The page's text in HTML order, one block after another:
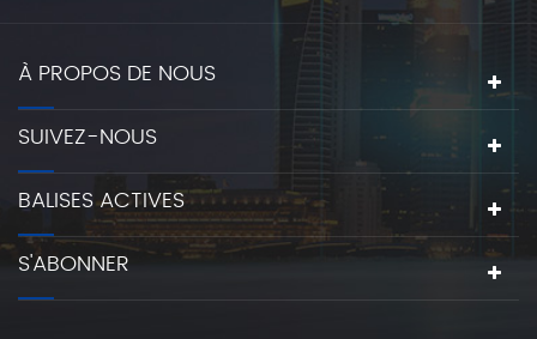
À PROPOS DE NOUS
SUIVEZ-NOUS
BALISES ACTIVES
S'ABONNER